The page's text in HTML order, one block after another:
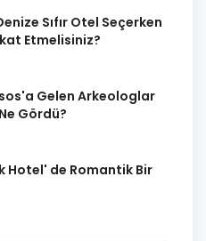
Sıfır Otel Seçerken
Etmelisiniz?
Gelen Arkeologlar
Gördü?
Hotel' de Romantik Bir